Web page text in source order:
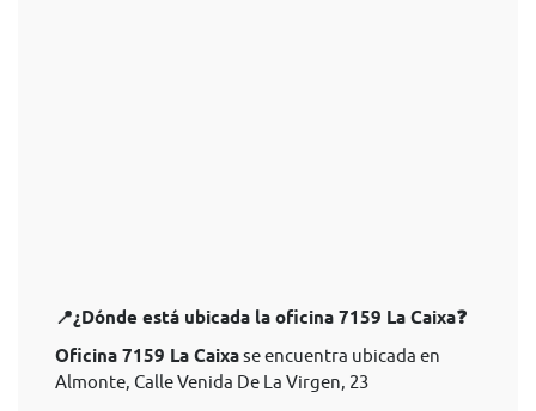
📍¿Dónde está ubicada la oficina 7159 La Caixa❓
Oficina 7159 La Caixase encuentra ubicada en
Almonte, Calle Venida De La Virgen, 23